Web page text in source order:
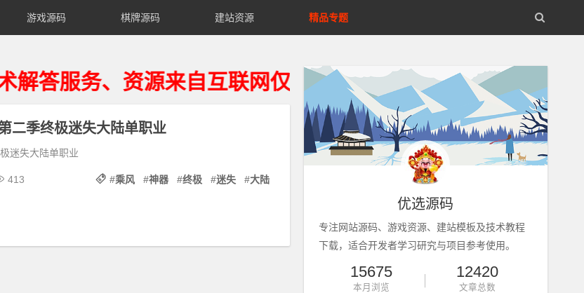
游戏源码 棋牌源码 建站资源 精品专题
服务、资源来自互联网仅供用户学习研究、请获得资源24小
二季终极迷失大陆单职业
迷失大陆单职业
413 #乘风 #神器 #终极 #迷失 #大陆
优选源码
专注网站源码、游戏资源、建站模板及技术教程
下载，适合开发者学习研究与项目参考使用。
15675
本月浏览
12420
文章总数